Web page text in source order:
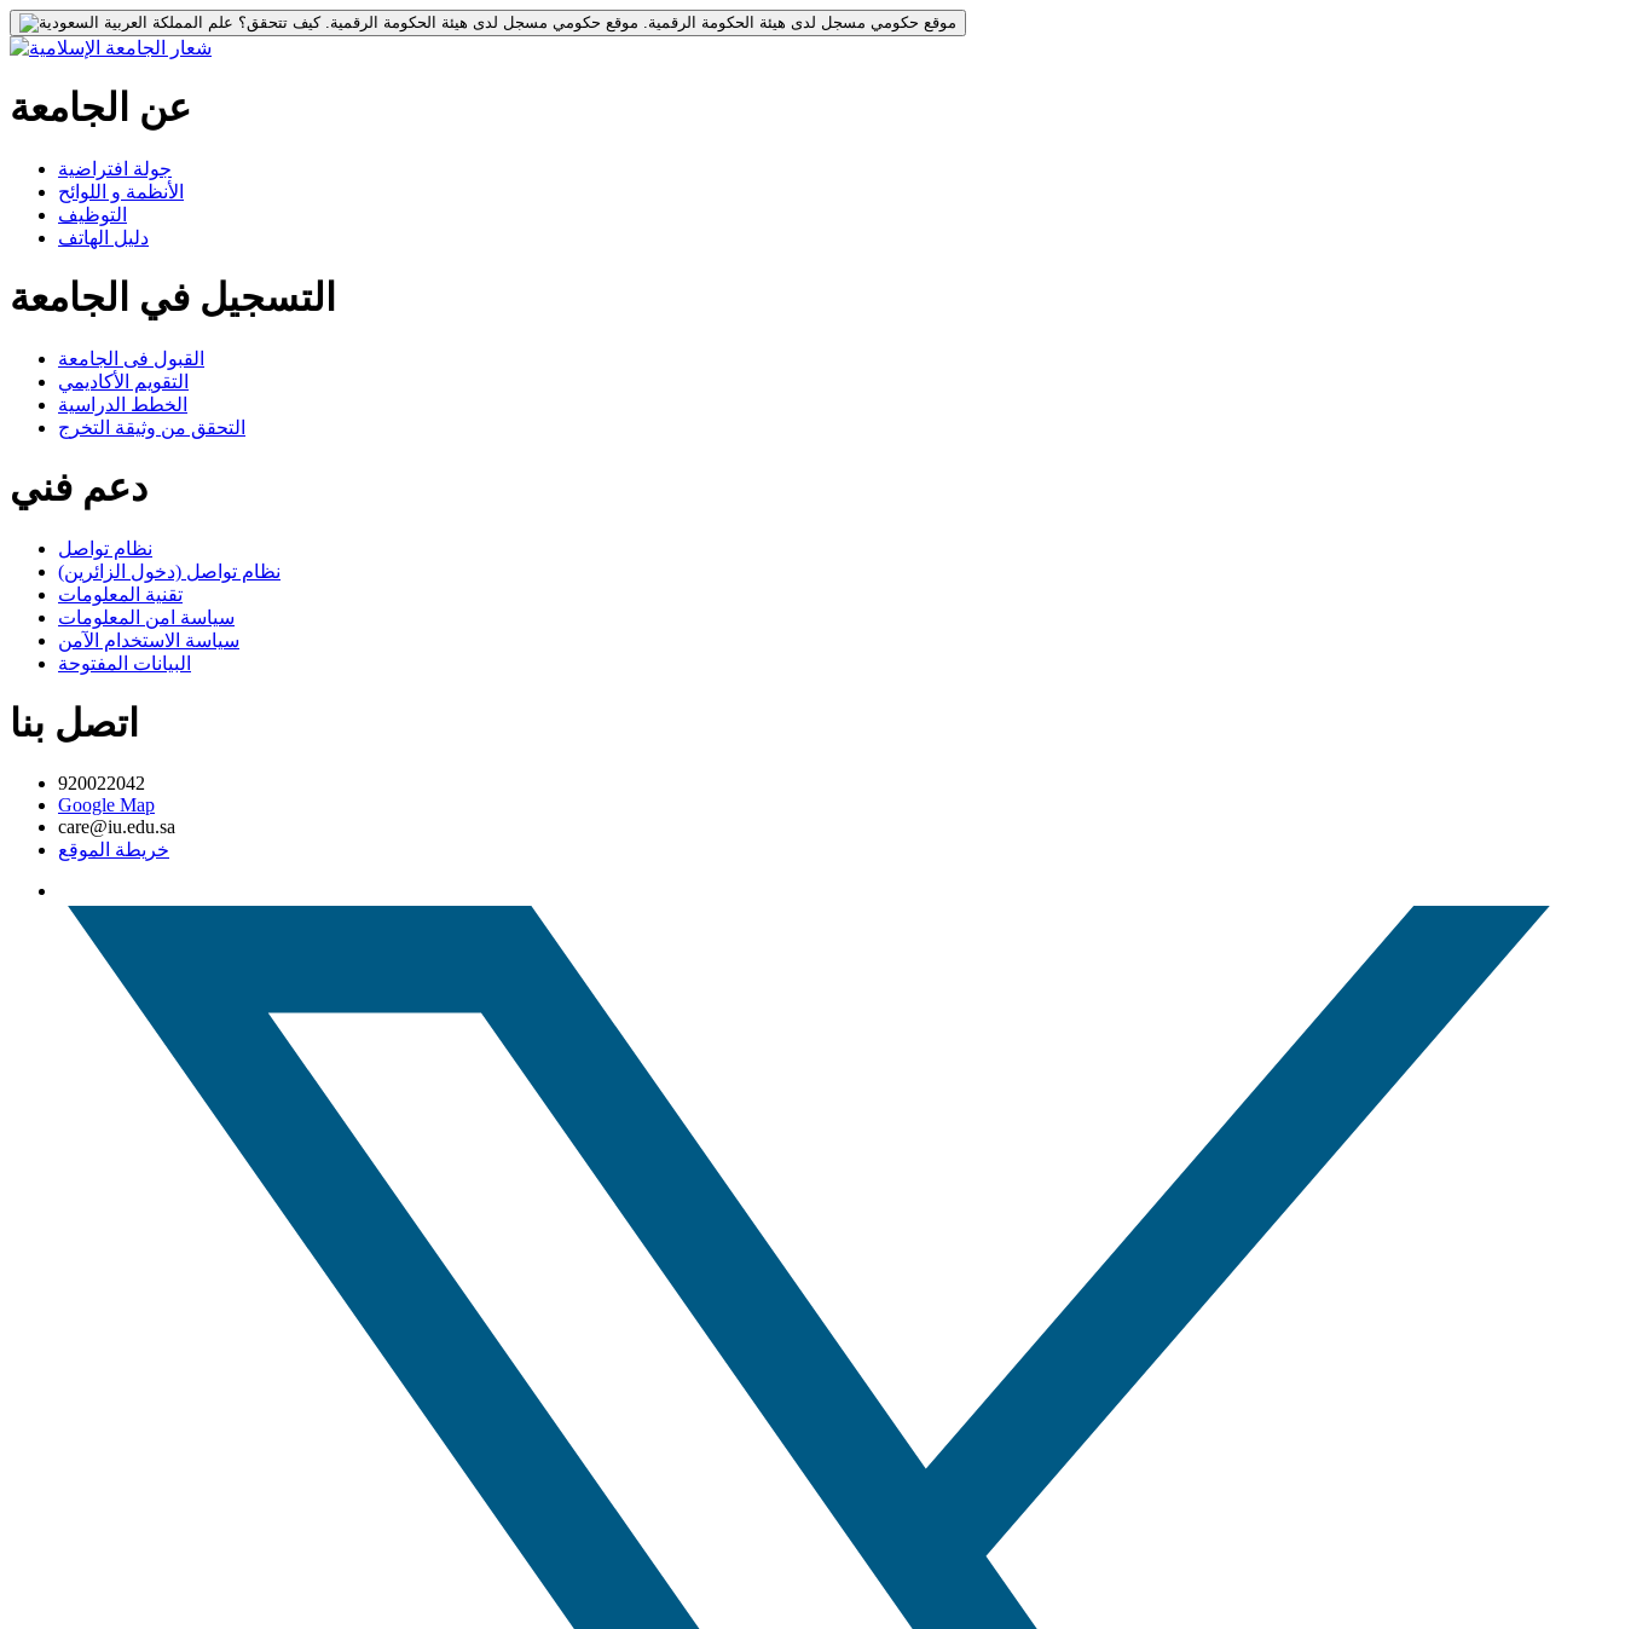
موقع حكومي مسجل لدى هيئة الحكومة الرقمية. موقع حكومي مسجل لدى هيئة الحكومة الرقمية.كيف تتحقق؟
عن الجامعة
جولة افتراضية
الأنظمة و اللوائح
التوظيف
دليل الهاتف
التسجيل في الجامعة
القبول فى الجامعة
التقويم الأكاديمي
الخطط الدراسية
التحقق من وثيقة التخرج
دعم فني
نظام تواصل
نظام تواصل (دخول الزائرين)
تقنية المعلومات
سياسة امن المعلومات
سياسة الاستخدام الآمن
البيانات المفتوحة
اتصل بنا
920022042
Google Map
care@iu.edu.sa
خريطة الموقع